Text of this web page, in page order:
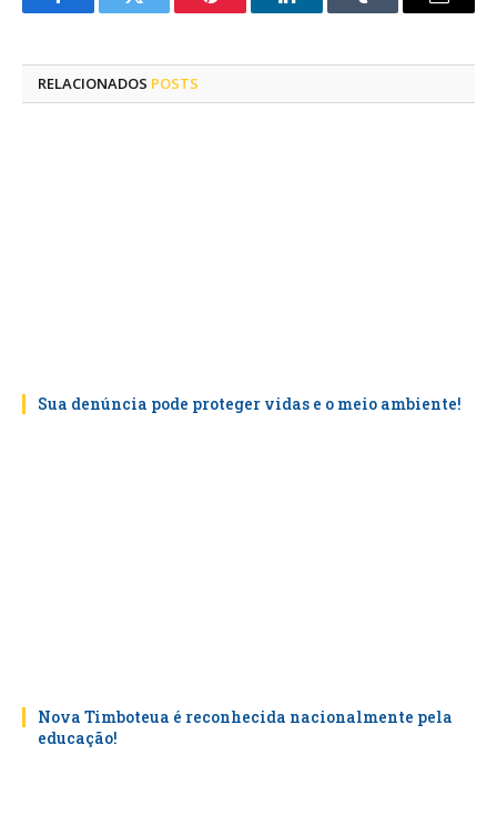
FacebookTwitter Pinterest LinkedInTumblr
E-
RELACIONADOS POSTS
Sua denúncia pode proteger vidas e o meio ambiente!
Nova Timboteua é reconhecida nacionalmente pela
educação!